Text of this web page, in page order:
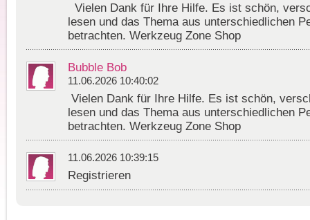
Vielen Dank für Ihre Hilfe. Es ist schön,
lesen und das Thema aus unterschiedlichen
betrachten. Werkzeug Zone Shop
Bubble Bob
11.06.2026 10:40:02
Vielen Dank für Ihre Hilfe. Es ist schön,
lesen und das Thema aus unterschiedlichen
betrachten. Werkzeug Zone Shop
11.06.2026 10:39:15
Registrieren